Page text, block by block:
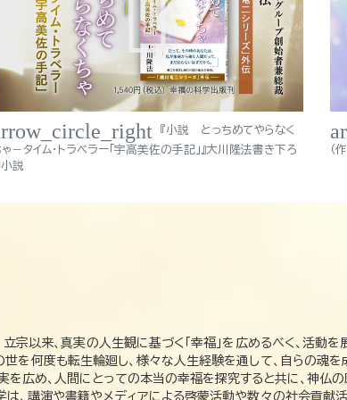
『小説 とっちめてやらなく
ゃ－タイム・トラベラー「宇高美佐の手記」』大川隆法書き下ろ
小説
（
以来、真実の人生観に基づく「幸福」を広めるべく、活動
世を何度も転生輪廻し、様々な人生経験を通して、自らの魂
を広め、人間にとっての本当の幸福を探究すると共に、神仏
、講演や書籍やメディアによる啓蒙活動や数々の社会貢献